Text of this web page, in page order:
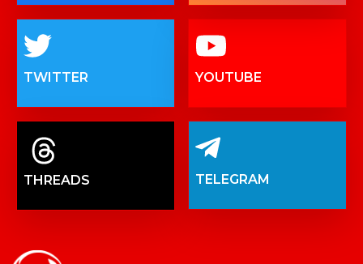
TWITTER YOUTUBE
THREADS TELEGRAM